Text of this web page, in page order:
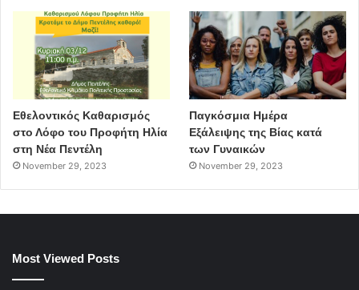
οργανικά απόβλητα ReThink Project
Εθελοντικός Καθαρισμός
στο Λόφο του Προφήτη Ηλία
στη Νέα Πεντέλη
November 29, 2023
Παγκόσμια Ημέρα
Εξάλειψης της Βίας κατά
των Γυναικών
November 29, 2023
Most Viewed Posts